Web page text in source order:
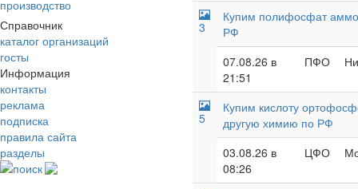
производство
Справочник
каталог организаций
госты
Информация
контакты
реклама
подписка
правила сайта
разделы
поиск
3
Купим полифосфат
РФ
07.08.26 в
21:51
ПФО
5
Купим кислоту
другую химию по РФ
03.08.26 в
08:26
ЦФО